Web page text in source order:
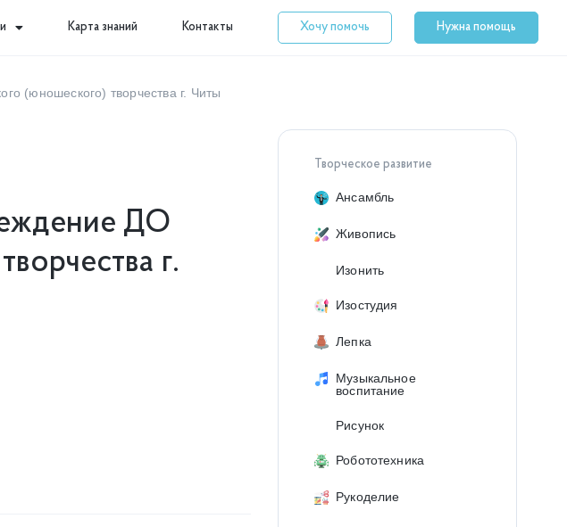
Карта знаний Контакты Хочу помочь Нужна помощь
(юношеского) творчества г. Читы
ДО
г.
Творческое развитие
Ансамбль
Живопись
Изонить
Изостудия
Лепка
Музыкальное
воспитание
Рисунок
Робототехника
Рукоделие